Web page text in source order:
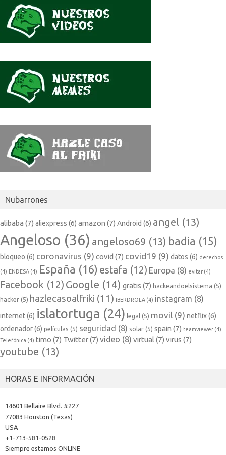
Nubarrones
alibaba (7) aliexpress (6) amazon (7) Android (6) angel (13)
Angeloso (36) angeloso69 (13) badia (15)
bloqueo (6) coronavirus (9) covid (7) covid19 (9) datos (6) derechos
(4) ENDESA (4) España (16) estafa (12) Europa (8) evitar (4)
Facebook (12) Google (14) gratis (7) hackeandoelsistema (5)
hacker (5) hazlecasoalfriki (11) IBERDROLA (4) instagram (8)
internet(6) islatortuga (24) legal (5) movil (9) netflix(6)
ordenador(6) películas (5) seguridad (8) solar (5) spain (7) teamviewer (4)
Telefónica (4) timo (7) Twitter(7) video (8) virtual (7) virus (7)
youtube (13)
HORAS E INFORMACIÓN
14601 Bellaire Blvd. #227
77083 Houston (Texas)
USA
+1-713-581-0528
Siempre estamos ONLINE